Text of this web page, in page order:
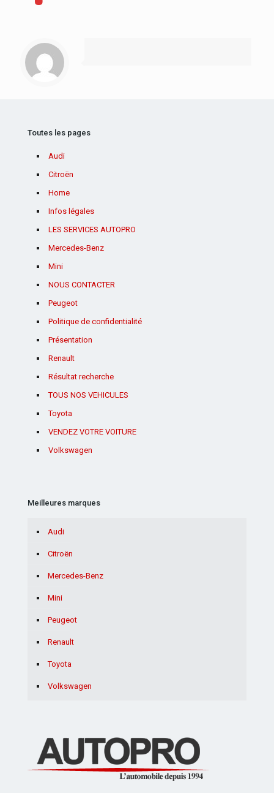
Toutes les pages
Audi
Citroën
Home
Infos légales
LES SERVICES AUTOPRO
Mercedes-Benz
Mini
NOUS CONTACTER
Peugeot
Politique de confidentialité
Présentation
Renault
Résultat recherche
TOUS NOS VEHICULES
Toyota
VENDEZ VOTRE VOITURE
Volkswagen
Meilleures marques
Audi
Citroën
Mercedes-Benz
Mini
Peugeot
Renault
Toyota
Volkswagen